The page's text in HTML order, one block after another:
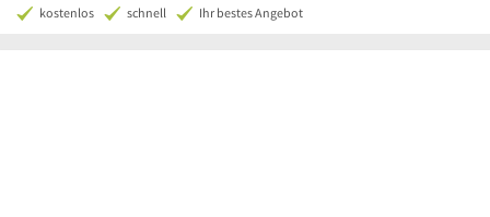
kostenlos schnell Ihr bestes Angebot